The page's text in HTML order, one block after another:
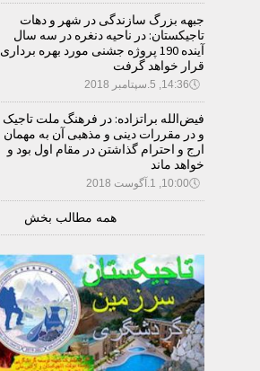
جبهه بزرگ سازندگی در شهر و دهات
تاجیکستان: در ناحیه دنغره در سه سال
آینده 190 پروژه جشنی مورد بهره برداری
قرار خواهد گرفت
🕔14:36, 5.سپتامبر 2018
فیض‌الله براتزاده: در فرهنگ ملت تاجیک
و در مقررات دینی و مذهبی آن به مهمان
ارج و احترام گذاشتن در مقام اول بود و
خواهد ماند
🕔10:00, 1.آگوست 2018
همه مطالب بخش